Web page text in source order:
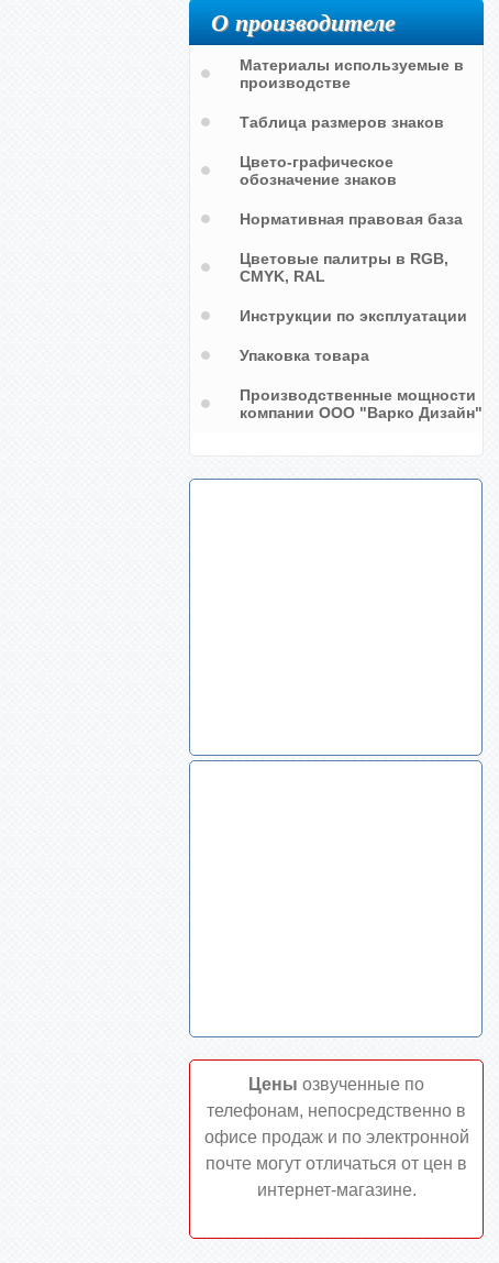
О производителе
Материалы используемые в
производстве
Таблица размеров знаков
Цвето-графическое
обозначение знаков
Нормативная правовая база
Цветовые палитры в RGB,
CMYK, RAL
Инструкции по эксплуатации
Упаковка товара
Производственные мощности
компании ООО "Варко Дизайн"
Цены озвученные по
телефонам, непосредственно в
офисе продаж и по электронной
почте могут отличаться от цен в
интернет-магазине.